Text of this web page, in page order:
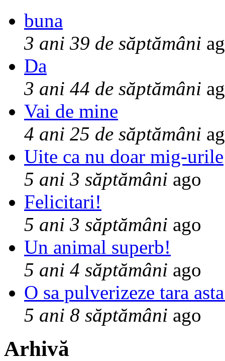
buna
3 ani 39 de săptămâni
Da
3 ani 44 de săptămâni
Vai de mine
4 ani 25 de săptămâni
Uite ca nu doar mig-urile
5 ani 3 săptămâni ago
Felicitari!
5 ani 3 săptămâni ago
Un animal superb!
5 ani 4 săptămâni ago
O sa pulverizeze tara
5 ani 8 săptămâni ago
Arhivă